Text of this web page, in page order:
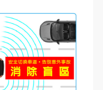
攝影專區
生活家電
珠寶飾品
活動專區